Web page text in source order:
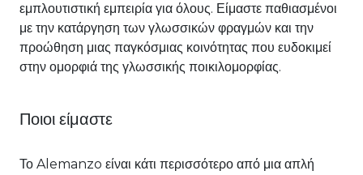
εμπλουτιστική εμπειρία για όλους. Είμαστε παθιασμένοι
με την κατάργηση των γλωσσικών φραγμών και την
προώθηση μιας παγκόσμιας κοινότητας που ευδοκιμεί
στην ομορφιά της γλωσσικής ποικιλομορφίας.
Ποιοι είμαστε
Το Alemanzo είναι κάτι περισσότερο από μια απλή